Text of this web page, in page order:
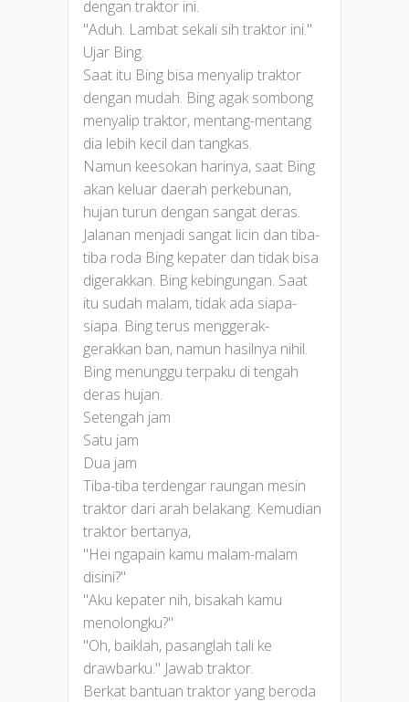
dengan traktor ini.
"Aduh. Lambat sekali sih traktor ini."
Ujar Bing.
Saat itu Bing bisa menyalip traktor
dengan mudah. Bing agak sombong
menyalip traktor, mentang-mentang
dia lebih kecil dan tangkas.
Namun keesokan harinya, saat Bing
akan keluar daerah perkebunan,
hujan turun dengan sangat deras.
Jalanan menjadi sangat licin dan tiba-
tiba roda Bing kepater dan tidak bisa
digerakkan. Bing kebingungan. Saat
itu sudah malam, tidak ada siapa-
siapa. Bing terus menggerak-
gerakkan ban, namun hasilnya nihil.
Bing menunggu terpaku di tengah
deras hujan.
Setengah jam
Satu jam
Dua jam
Tiba-tiba terdengar raungan mesin
traktor dari arah belakang. Kemudian
traktor bertanya,
"Hei ngapain kamu malam-malam
disini?"
"Aku kepater nih, bisakah kamu
menolongku?"
"Oh, baiklah, pasanglah tali ke
drawbarku." Jawab traktor.
Berkat bantuan traktor yang beroda